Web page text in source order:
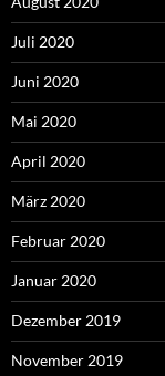
Juli 2020
Juni 2020
Mai 2020
April 2020
März 2020
Februar 2020
Januar 2020
Dezember 2019
November 2019